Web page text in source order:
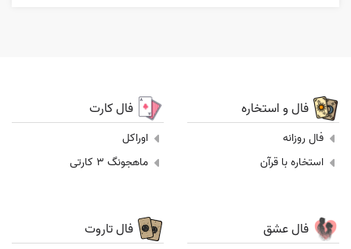
فال و استخاره
فال روزانه
استخاره با قرآن
فال کارت
اوراکل
ماهجونگ 3 کارتی
فال عشق فال تاروت